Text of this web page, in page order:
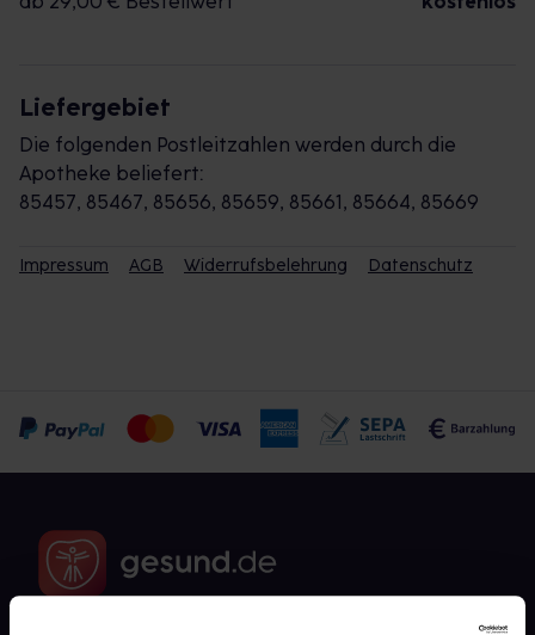
Liefergebiet
Die folgenden Postleitzahlen werden durch die
Apotheke beliefert:
85457, 85467, 85656, 85659, 85661, 85664, 85669
Impressum AGB Widerrufsbelehrung Datenschutz